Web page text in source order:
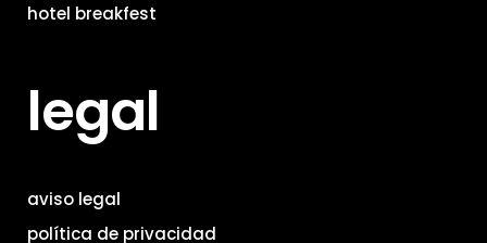
hotel breakfest
legal
aviso legal
política de privacidad